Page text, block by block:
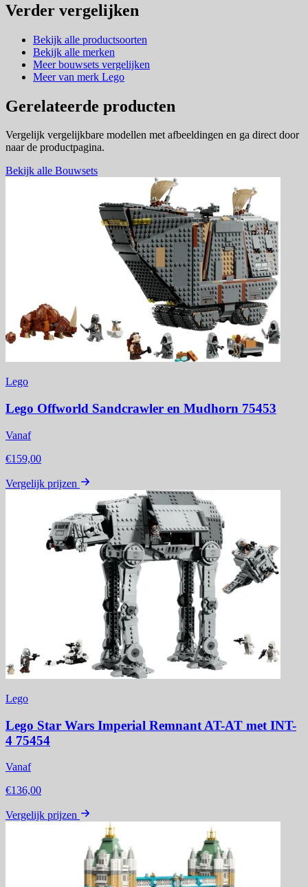
Verder vergelijken
Bekijk alle productsoorten
Bekijk alle merken
Meer bouwsets vergelijken
Meer van merk Lego
Gerelateerde producten
Vergelijk vergelijkbare modellen met afbeeldingen en ga direct door
naar de productpagina.
Bekijk alle Bouwsets
Lego
Lego Offworld Sandcrawler en Mudhorn 75453
Vanaf
€159,00
Vergelijk prijzen
Lego
Lego Star Wars Imperial Remnant AT-AT met INT-
4 75454
Vanaf
€136,00
Vergelijk prijzen